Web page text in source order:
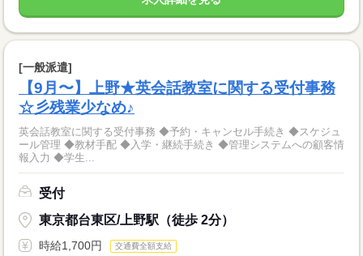
[一般派遣]
【9月〜】上野★英会話教室に関する受付事務
☆彡残業少なめ♪
英会話教室に関する受付事務 ◆予約・キャンセル手続き ◆スケジュ
ール管理 ◆教材手配 ◆入学・継続手続き ◆管理システムへの顧客情
報入力 ◆学生...
受付
東京都台東区/上野駅（徒歩 2分）
時給1,700円 交通費全額支給